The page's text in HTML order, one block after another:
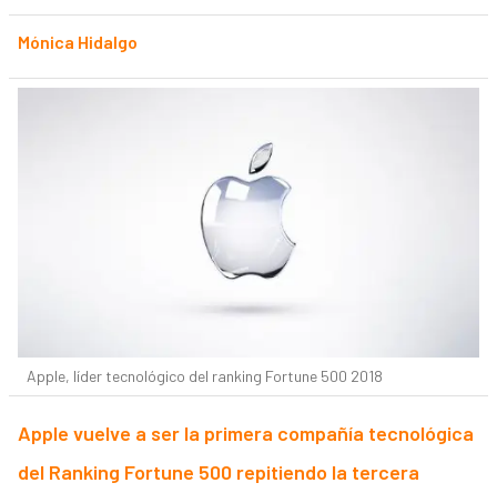
Mónica Hidalgo
Apple, líder tecnológico del ranking Fortune 500 2018
Apple vuelve a ser la primera compañía tecnológica
del Ranking Fortune 500 repitiendo la tercera